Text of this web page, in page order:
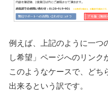
例えば、上記のように一つ
し希望」ページへのリンク
このようなケースで、どち
出来るという訳です。